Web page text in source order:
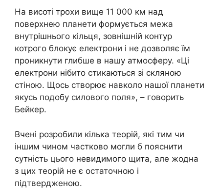
На висоті трохи вище 11 000 км над
поверхнею планети формується межа
внутрішнього кільця, зовнішній контур
котрого блокує електрони і не дозволяє їм
проникнути глибше в нашу атмосферу. «Ці
електрони нібито стикаються зі скляною
стіною. Щось створює навколо нашої планети
якусь подобу силового поля», – говорить
Бейкер.
Вчені розробили кілька теорій, які тим чи
іншим чином частково могли б пояснити
сутність цього невидимого щита, але жодна
з цих теорій не є остаточною і
підтвердженою.